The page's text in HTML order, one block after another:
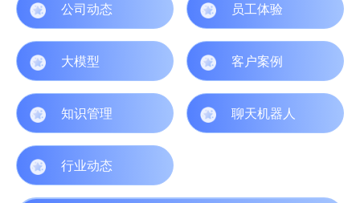
公司动态 员工体验
大模型 客户案例
知识管理 聊天机器人
行业动态